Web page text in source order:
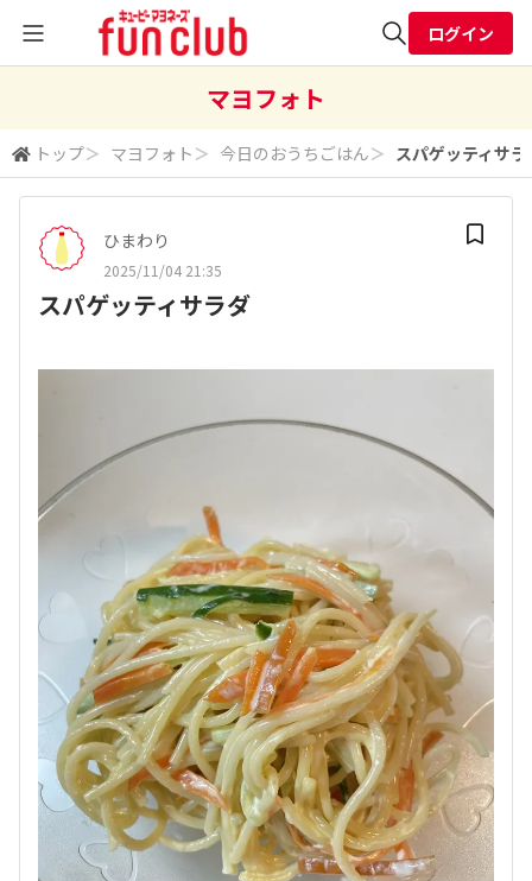
検索
ログイン
マヨフォト
トップ＞ マヨフォト ＞ 今日のおうちごはん＞ スパゲッティサラ
ひまわり
2025/11/04 21:35
スパゲッティサラダ